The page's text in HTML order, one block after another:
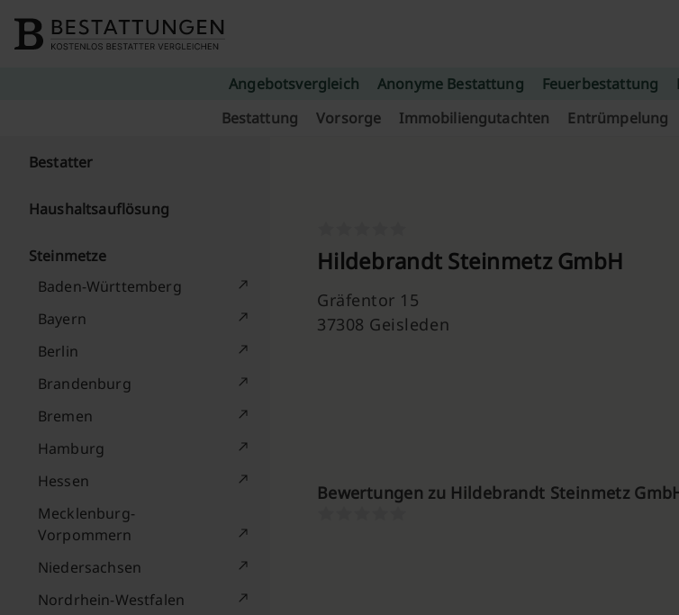
Angebotsvergleich Anonyme Bestattung Feuerbestattung
Bestattung
Vorsorge Immobiliengutachten Entrümpelung
Bestatter
Haushaltsauflösung
Steinmetze
Baden-Württemberg
Bayern
Berlin
Brandenburg
Bremen
Hamburg
Hessen
Mecklenburg-
Vorpommern
Niedersachsen
Nordrhein-Westfalen
Hildebrandt Steinmetz GmbH
Gräfentor 15
37308 Geisleden
Bewertungen zu Hildebrandt Steinmetz